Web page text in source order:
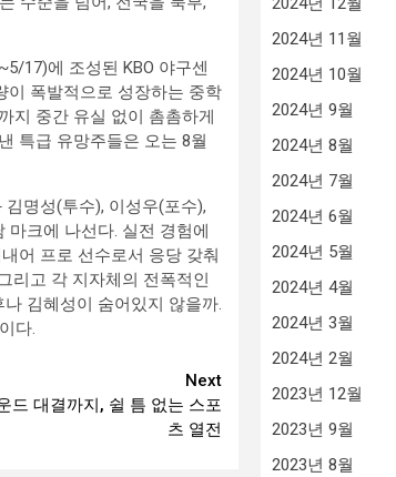
17)에 조성된 KBO 야구센
이 폭발적으로 성장하는 중학
지 중간 유실 없이 촘촘하게
특급 유망주들은 오는 8월
명성(투수), 이성우(포수),
마크에 나선다. 실전 경험에
어 프로 선수로서 응당 갖춰
리고 각 지자체의 전폭적인
김혜성이 숨어있지 않을까.
다.
Next
드 대결까지, 쉴 틈 없는 스포
츠 열전
2024년 11월
2024년 10월
2024년 9월
2024년 8월
2024년 7월
2024년 6월
2024년 5월
2024년 4월
2024년 3월
2024년 2월
2023년 12월
2023년 9월
2023년 8월